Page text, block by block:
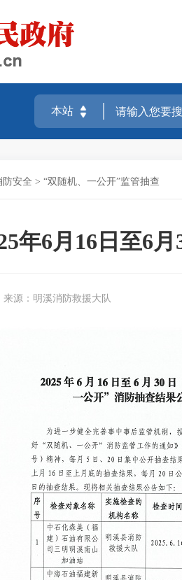
防安全 > “双随机、一公开”监管抽查
年6月16日至6
来源：明溪消防救援大队